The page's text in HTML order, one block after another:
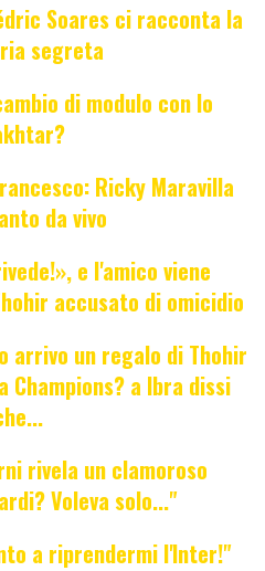
Soares ci racconta la
segreta
di modulo con lo
Ricky Maravilla
da vivo
e l'amico viene
accusato di omicidio
arrivo un regalo di Thohir
a Ibra dissi
rivela un clamoroso
Voleva solo..."
a riprendermi l'Inter!"